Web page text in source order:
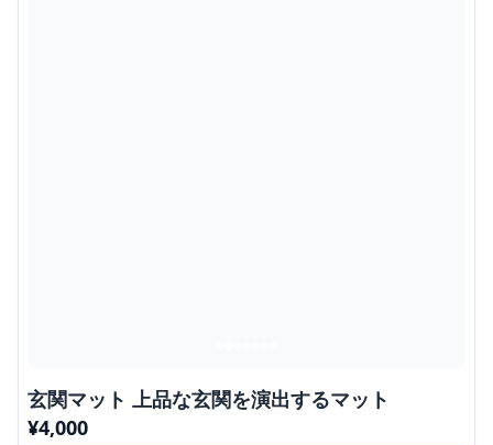
玄関マット 上品な玄関を演出するマット
¥4,000